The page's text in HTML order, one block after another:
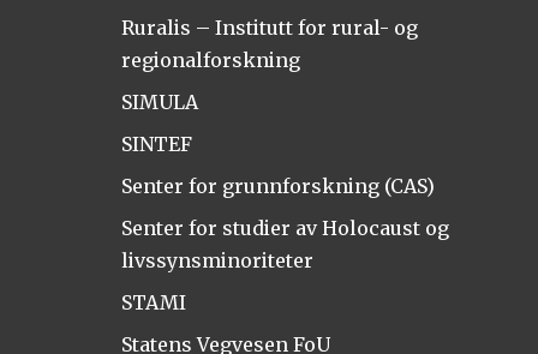
Ruralis – Institutt for rural- og
regionalforskning
SIMULA
SINTEF
Senter for grunnforskning (CAS)
Senter for studier av Holocaust og
livssynsminoriteter
STAMI
Statens Vegvesen FoU